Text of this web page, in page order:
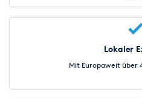
Lokaler
Mit Europaweit über